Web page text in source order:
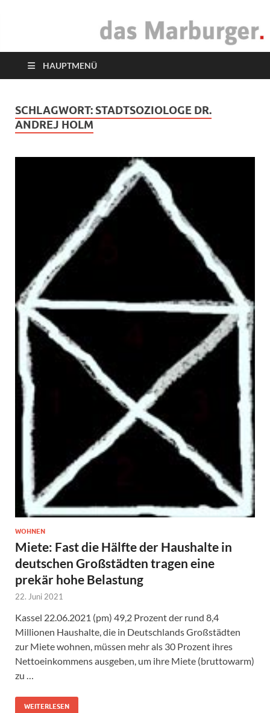
das Marburger.
HAUPTMENÜ
SCHLAGWORT: STADTSOZIOLOGE DR.
ANDREJ HOLM
WOHNEN
Miete: Fast die Hälfte der Haushalte in
deutschen Großstädten tragen eine
prekär hohe Belastung
22. Juni 2021
Kassel 22.06.2021 (pm) 49,2 Prozent der rund 8,4
Millionen Haushalte, die in Deutschlands Großstädten
zur Miete wohnen, müssen mehr als 30 Prozent ihres
Nettoeinkommens ausgeben, um ihre Miete (bruttowarm)
zu …
WEITERLESEN